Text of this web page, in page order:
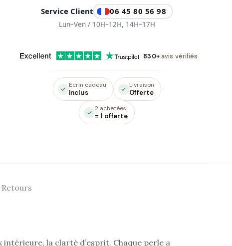
Service Client 06 45 80 56 98
Lun–Ven / 10H–12H, 14H–17H
830+avis vérifiés
Écrin cadeau
Inclus
Livraison
Offerte
2 achetées
= 1 offerte
intérieure, la clarté d’esprit. Chaque perle a